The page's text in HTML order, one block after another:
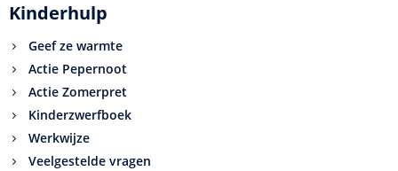
Kinderhulp
Geef ze warmte
Actie Pepernoot
Actie Zomerpret
Kinderzwerfboek
Werkwijze
Veelgestelde vragen